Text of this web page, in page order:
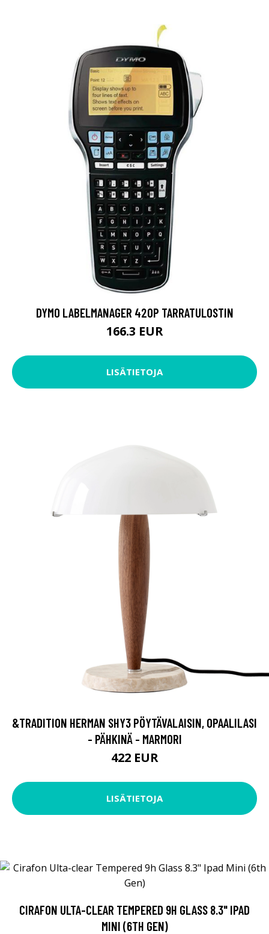
DYMO LABELMANAGER 420P TARRATULOSTIN
166.3 EUR
LISÄTIETOJA
&TRADITION HERMAN SHY3 PÖYTÄVALAISIN, OPAALILASI
- PÄHKINÄ - MARMORI
422 EUR
LISÄTIETOJA
CIRAFON ULTA-CLEAR TEMPERED 9H GLASS 8.3" IPAD
MINI (6TH GEN)